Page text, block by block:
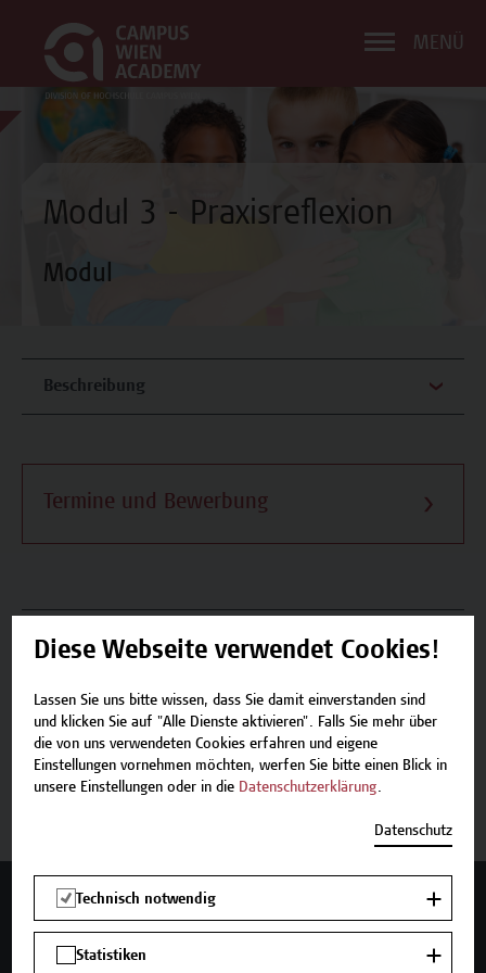
MENÜ
Modul 3 - Praxisreflexion
Modul
Beschreibung
Termine und Bewerbung
Beschreibung
Termine und Bewerbung
Jetzt anmelden
Mehr Infos gewünscht?
Diese Webseite verwendet Cookies!
Lassen Sie uns bitte wissen, dass Sie damit einverstanden sind
und klicken Sie auf "Alle Dienste aktivieren". Falls Sie mehr über
die von uns verwendeten Cookies erfahren und eigene
Einstellungen vornehmen möchten, werfen Sie bitte einen Blick in
unsere Einstellungen oder in die Datenschutzerklärung.
Datenschutz
Technisch notwendig
Statistiken